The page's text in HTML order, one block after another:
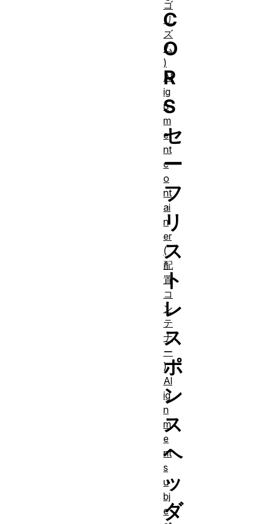
C
O
R
S
セ
ー
フ
リ
ス
ト
レ
ス
ポ
ン
ス
ヘ
ッ
ダ
ゴ
リ
ズ
ム
)
Al
ig
n
m
e
nt
c
o
nt
ai
n
er
(
配
置
コ
ン
テ
ナ
ー
)
Al
ig
n
m
e
nt
s
u
bj
e